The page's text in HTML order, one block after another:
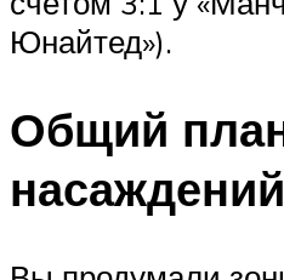
Юнайтед»).
Общий
насаждений